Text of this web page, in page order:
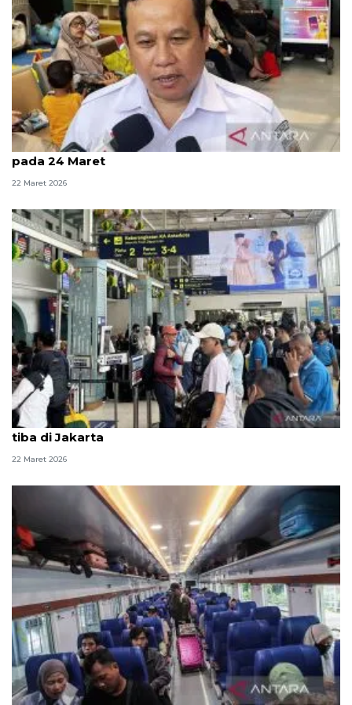
KAI prediksi puncak arus balik di Jakarta jatuh
pada 24 Maret
22 Maret 2026
H+1 Lebaran, pemudik dan perantau mulai kembali
tiba di Jakarta
22 Maret 2026
H-1 Lebaran, 50.636 penumpang kereta tinggalkan